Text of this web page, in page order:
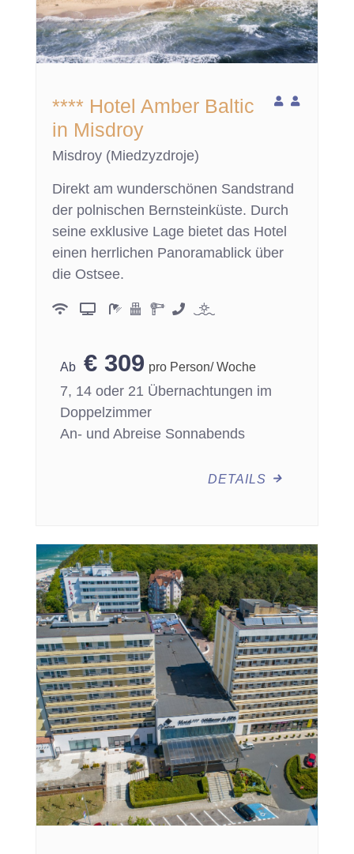
**** Hotel Amber Baltic
in Misdroy
Misdroy (Miedzyzdroje)
Direkt am wunderschönen Sandstrand
der polnischen Bernsteinküste. Durch
seine exklusive Lage bietet das Hotel
einen herrlichen Panoramablick über
die Ostsee.
€ 309 pro Person/ Woche
7, 14 oder 21 Übernachtungen im
Doppelzimmer
An- und Abreise Sonnabends
DETAILS